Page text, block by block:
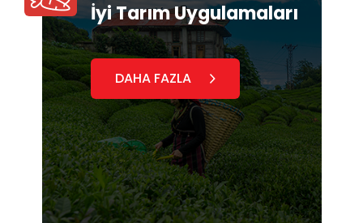
İyi Tarım Uygulamaları
DAHA FAZLA